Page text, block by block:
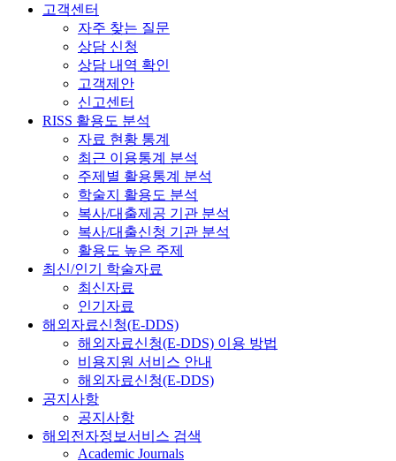
고객센터
자주 찾는 질문
상담 신청
상담 내역 확인
고객제안
신고센터
RISS 활용도 분석
자료 현황 통계
최근 이용통계 분석
주제별 활용통계 분석
학술지 활용도 분석
복사/대출제공 기관 분석
복사/대출신청 기관 분석
활용도 높은 주제
최신/인기 학술자료
최신자료
인기자료
해외자료신청(E-DDS)
해외자료신청(E-DDS) 이용 방법
비용지원 서비스 안내
해외자료신청(E-DDS)
공지사항
공지사항
해외전자정보서비스 검색
Academic Journals